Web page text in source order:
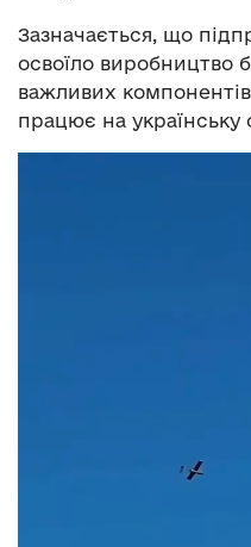
Зазначається, що
освоїло виробництво
важливих
працює на українську